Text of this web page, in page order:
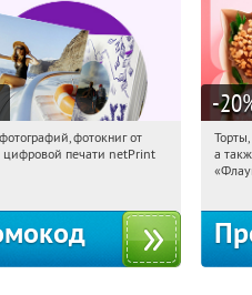
Получили:
фотокниг от
цифровой печати netPrint
-20
Россия
а